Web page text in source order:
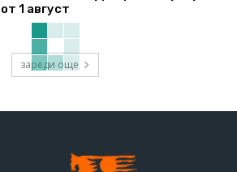
от 1 август
зареди още